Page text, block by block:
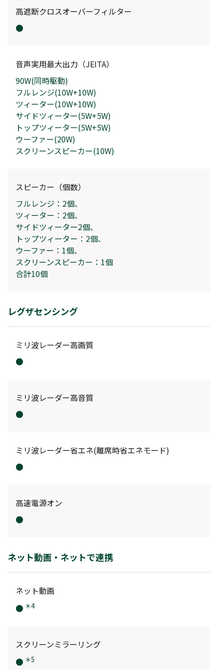
高遮断クロスオーバーフィルター
●
音声実用最大出力（JEITA）
90W(同時駆動)
フルレンジ(10W+10W)
ツィーター(10W+10W)
サイドツィーター(5W+5W)
トップツィーター(5W+5W)
ウーファー(20W)
スクリーンスピーカー(10W)
スピーカー（個数）
フルレンジ：2個、
ツィーター：2個、
サイドツィーター2個、
トップツィーター：2個、
ウーファー：1個、
スクリーンスピーカー：1個
合計10個
レグザセンシング
ミリ波レーダー高画質
●
ミリ波レーダー高音質
●
ミリ波レーダー省エネ(離席時省エネモード)
●
高速電源オン
●
ネット動画・ネットで連携
ネット動画
● ＊4
スクリーンミラーリング
● ＊5